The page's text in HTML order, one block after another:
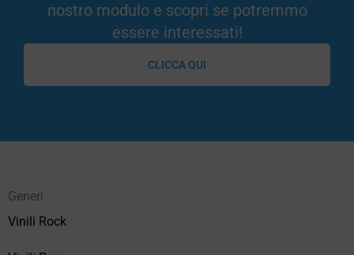
nostro modulo e scopri se potremmo
essere interessati!
CLICCA QUI
Generi
Vinili Rock